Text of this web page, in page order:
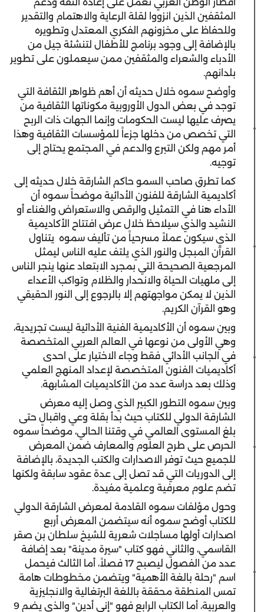
المثقفين الذين انزووا لقلة الرعاية والاهتمام والتقدير
وللحفاظ على مخزونهم الفكري المعتدل وتطويره
بالإضافة إلى وجود برنامج للأطفال لتنشئة جيل من
الأدباء والشعراء والمثقفين ممن سيعملون على تطوير
بلدانهم.
وأوضح سموه خلال حديثه أن أهم ظواهر الثقافة التي
توجد في بعض الدول الأوروبية مكوناتها الثقافية من
يصرف عليها ليست الحكومات وإنما الجهات ذات الربح
التي تخصص من دخلها جزءاً للمؤسسات الثقافية وهذا
أمر مهم ولكن التبرع والدعم في المجتمع يحتاج إلى
توجيه.
كما تطرق صاحب السمو حاكم الشارقة خلال حديثه إلى
أكاديمية الشارقة للفنون الأدائية موضحاً سموه أن
الأداء هنا في التمثيل والرقص والاستعراض والغناء أو
النشيد والذي سيلاحظ خلال عرض افتتاح الأكاديمية
الذي سيكون عملاً مسرحياً من تأليف سموه يتناول
القرآن المبجل والنور الذي يلتف عليه الناس ليمثل
المرجعية الصحيحة التي بمجرد الابتعاد عنها ينجر الناس
إلى ملهيات الحياة والانحدار والظلام وتواكب الأعداء
الذين لا يمكن مواجهتهم إلا بالرجوع إلى النور الحقيقي
وهو القرآن الكريم.
وبين سموه أن الأكاديمية الفنية الأدائية ليست تجريدية،
وهي الأولى من نوعها في العالم العربي المتخصصة
في الجانب الأدائي فقط وجاء الاختيار على احدى
أكاديميات الفنون المتخصصة لإعداد المنهج العلمي
وذلك بعد دراسة عدد من الأكاديميات المشابهة.
وبين سموه التطور الكبير الذي وصل إليه معرض
الشارقة الدولي للكتاب حيث بدأ بقلة وعي واقبال حتى
بلغ المستوى العالمي في وقتنا الحالي، موضحاً سموه
الحرص على طرح العلوم والمعارف ضمن المعرض
للجميع حيث توفر الاصدارات والكتب الجديدة، بالإضافة
إلى الدوريات التي قد تصل إلى عدة عقود سابقة ولكنها
تضم علوم معرفية وعلمية مفيدة.
وحول مؤلفات سموه القادمة لمعرض الشارقة الدولي
للكتاب أوضح سموه أنه سيتضمن المعرض أربع
اصدارات أولها مساجلات شعرية للشيخ سلطان بن صقر
القاسمي، والثاني فهو كتاب "سيرة مدينة" بعد إضافة
عدد من الفصول ليصبح 17 فصلاً، أما الثالث فيحمل
اسم "رحلة بالغة الأهمية" ويتضمن مخطوطات هامة
تمس المنطقة محققة باللغة البرتغالية والانجليزية
والعربية، أما الكتاب الرابع فهو "إني أدين" والذي يضم 9